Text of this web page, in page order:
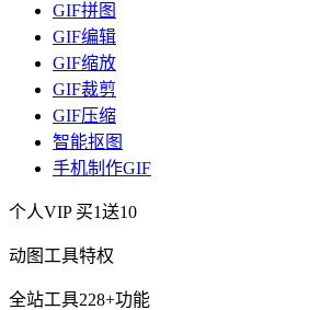
GIF拼图
GIF编辑
GIF缩放
GIF裁剪
GIF压缩
智能抠图
手机制作GIF
个人VIP 买1送10
动图工具特权
全站工具228+功能